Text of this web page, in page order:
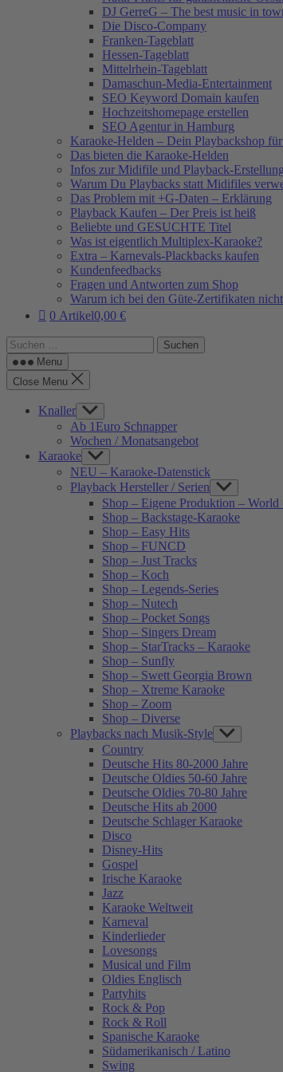
DJ GerreG – The best music in
Die Disco-Company
Franken-Tageblatt
Hessen-Tageblatt
Mittelrhein-Tageblatt
Damaschun-Media-Entertainment
SEO Keyword Domain kaufen
Hochzeitshomepage erstellen
SEO Agentur in Hamburg
Karaoke-Helden – Dein Playbackshop
Das bieten die Karaoke-Helden
Infos zur Midifile und Playback-Erstellung
Warum Du Playbacks statt Midifiles
Das Problem mit +G-Daten – Erklärung
Playback Kaufen – Der Preis ist heiß
Beliebte und GESUCHTE Titel
Was ist eigentlich Multiplex-Karaoke?
Extra – Karnevals-Plackbacks kaufen
Kundenfeedbacks
Fragen und Antworten zum Shop
Warum ich bei den Güte-Zertifikaten
0 Artikel0,00 €
Suchen
nach: Menu
Close Menu
Knaller Show
sub
menu
Ab 1Euro Schnapper
Wochen / Monatsangebot
Karaoke Show
sub
menu
NEU – Karaoke-Datenstick
Playback Hersteller / Serien Show
sub
menu
Shop – Eigene Produktion –
Shop – Backstage-Karaoke
Shop – Easy Hits
Shop – FUNCD
Shop – Just Tracks
Shop – Koch
Shop – Legends-Series
Shop – Nutech
Shop – Pocket Songs
Shop – Singers Dream
Shop – StarTracks – Karaoke
Shop – Sunfly
Shop – Swett Georgia Brown
Shop – Xtreme Karaoke
Shop – Zoom
Shop – Diverse
Playbacks nach Musik-Style Show
sub
menu
Country
Deutsche Hits 80-2000 Jahre
Deutsche Oldies 50-60 Jahre
Deutsche Oldies 70-80 Jahre
Deutsche Hits ab 2000
Deutsche Schlager Karaoke
Disco
Disney-Hits
Gospel
Irische Karaoke
Jazz
Karaoke Weltweit
Karneval
Kinderlieder
Lovesongs
Musical und Film
Oldies Englisch
Partyhits
Rock & Pop
Rock & Roll
Spanische Karaoke
Südamerikanisch / Latino
Swing